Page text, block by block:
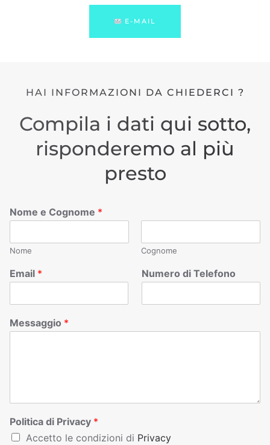
E-MAIL
HAI INFORMAZIONI DA CHIEDERCI ?
Compila i dati qui sotto,
risponderemo al più
presto
Nome e Cognome *
Nome Cognome
Email * Numero di Telefono
Messaggio *
Politica di Privacy *
Accetto le condizioni di Privacy